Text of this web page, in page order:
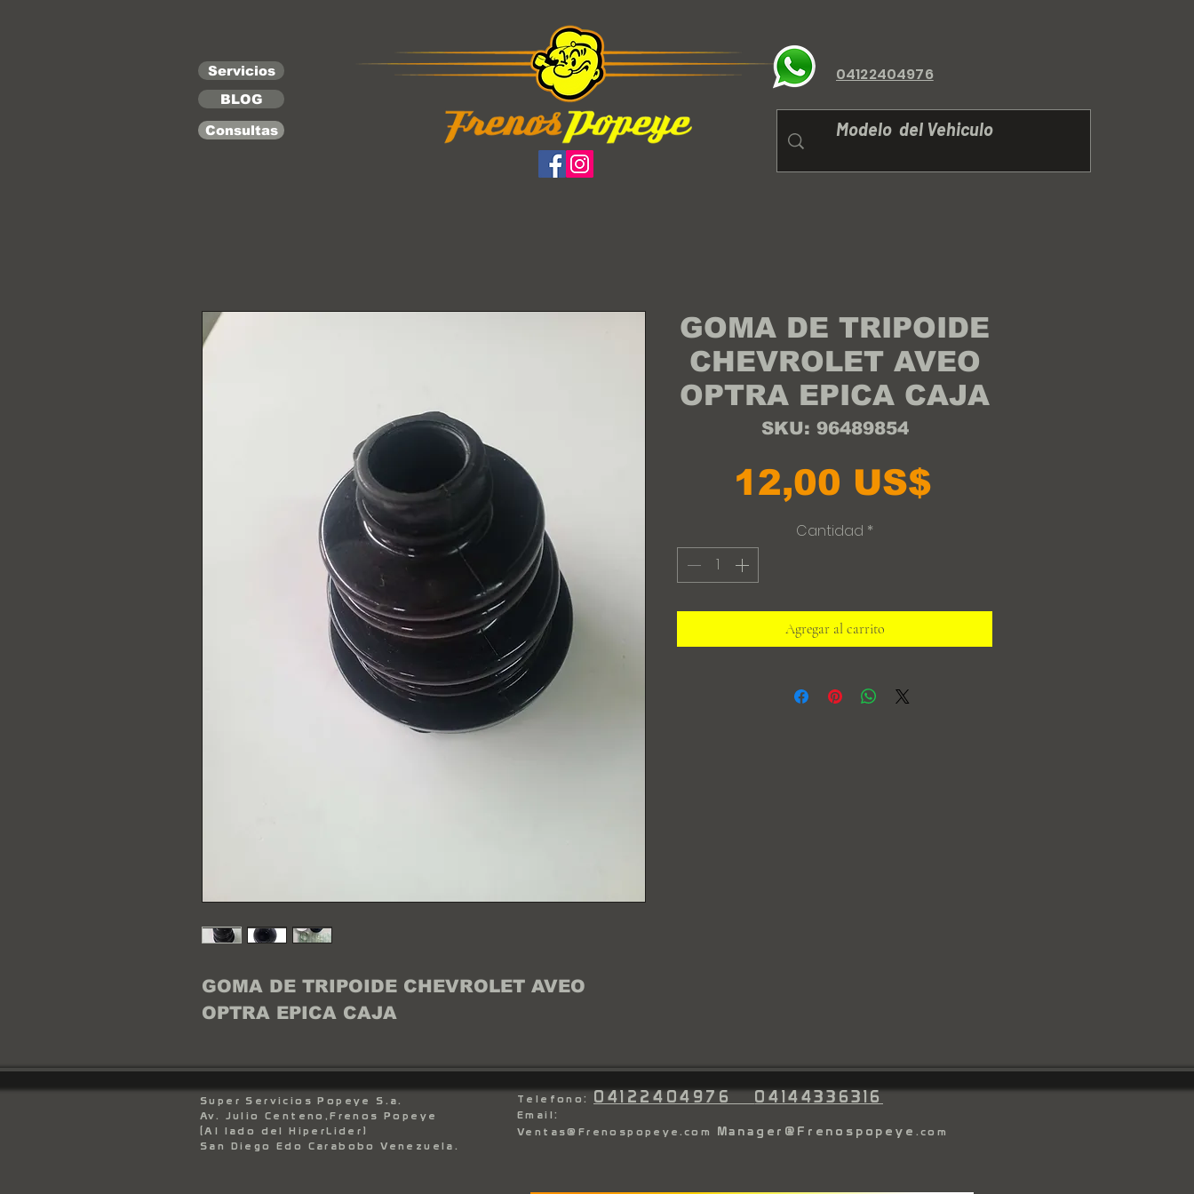
Servicios
BLOG
Consultas
04122404976
GOMA DE TRIPOIDE CHEVROLET AVEO
OPTRA EPICA CAJA
GOMA DE TRIPOIDE
CHEVROLET AVEO
OPTRA EPICA CAJA
SKU: 96489854
12,00 US$Precio
Cantidad *
Agregar al carrito
Super Servicios Popeye S.a.
Av. Julio Centeno,Frenos Popeye
(Al lado del HiperLider)
San Diego Edo Carabobo Venezuela.
Telefono: 04122404976 04144336316
Email:
Ventas@Frenospopeye.com Manager@Frenospopeye .com